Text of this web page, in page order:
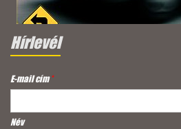
Hírlevél
E-mail cím*
Név